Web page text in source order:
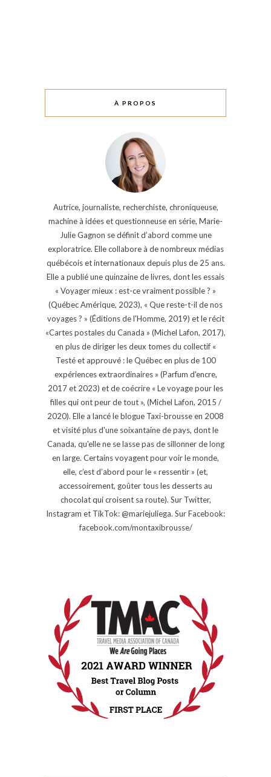
À PROPOS
Autrice, journaliste, recherchiste, chroniqueuse,
machine à idées et questionneuse en série, Marie-
Julie Gagnon se définit d’abord comme une
exploratrice. Elle collabore à de nombreux médias
québécois et internationaux depuis plus de 25 ans.
Elle a publié une quinzaine de livres, dont les essais
« Voyager mieux : est-ce vraiment possible ? »
(Québec Amérique, 2023), « Que reste-t-il de nos
voyages ? » (Éditions de l'Homme, 2019) et le récit
«Cartes postales du Canada » (Michel Lafon, 2017),
en plus de diriger les deux tomes du collectif «
Testé et approuvé : le Québec en plus de 100
expériences extraordinaires » (Parfum d'encre,
2017 et 2023) et de coécrire « Le voyage pour les
filles qui ont peur de tout », (Michel Lafon, 2015 /
2020). Elle a lancé le blogue Taxi-brousse en 2008
et visité plus d'une soixantaine de pays, dont le
Canada, qu'elle ne se lasse pas de sillonner de long
en large. Certains voyagent pour voir le monde,
elle, c’est d’abord pour le « ressentir » (et,
accessoirement, goûter tous les desserts au
chocolat qui croisent sa route). Sur Twitter,
Instagram et TikTok: @mariejuliega. Sur Facebook:
facebook.com/montaxibrousse/